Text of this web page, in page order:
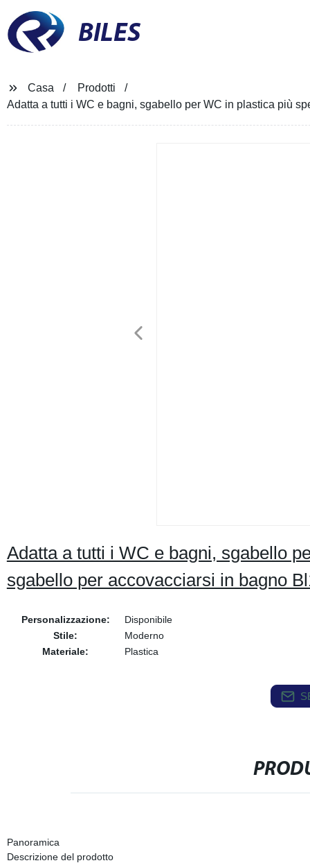
BILES
Casa
Prodotti
Adatta a tutti i WC e bagni, sgabello per WC in plastica più
Adatta a tutti i WC e bagni, sgabello
sgabello per accovacciarsi in bagno
Personalizzazione:
Disponibile
Stile:
Moderno
Materiale:
Plastica
Panoramica
Descrizione del prodotto